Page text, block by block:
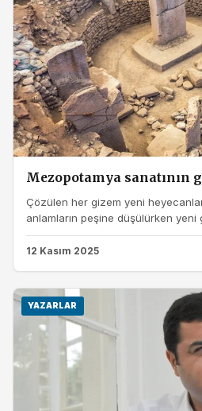
Mezopotamya sanatının
Çözülen her gizem yeni
anlamların peşine düşülürken yeni
12 Kasım 2025
YAZARLAR